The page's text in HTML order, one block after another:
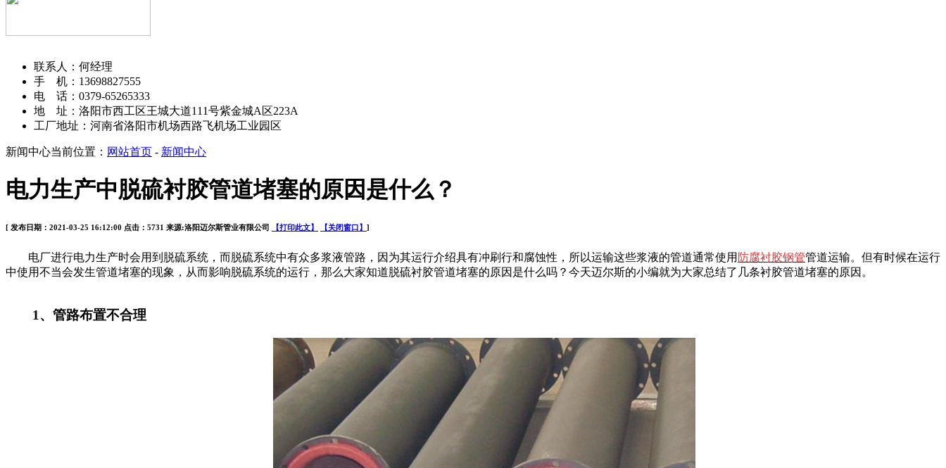
联系人：何经理
手 机：13698827555
电 话：0379-65265333
地 址：洛阳市西工区王城大道111号紫金城A区223A
工厂地址：河南省洛阳市机场西路飞机场工业园区
新闻中心当前位置： 网站首页 - 新闻中心
电力生产中脱硫衬胶管道堵塞的原因是什么？
[ 发布日期：2021-03-25 16:12:00 点击：5731 来源:洛阳迈尔斯管业有限公司 【打印此文】 【关闭窗口】 ]
电厂进行电力生产时会用到脱硫系统，而脱硫系统中有众多浆液管路，因为其运行介绍具有冲刷行和腐蚀性，所以运输这些浆液的管道通常使用 防腐衬胶钢管管道运输。但有时候在运行
中使用不当会发生管道堵塞的现象，从而影响脱硫系统的运行，那么大家知道脱硫衬胶管道堵塞的原因是什么吗？今天迈尔斯的小编就为大家总结了几条衬胶管道堵塞的原因。
1、管路布置不合理